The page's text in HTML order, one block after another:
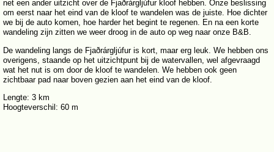
net een ander uitzicht over de Fjaðrárgljúfur kloof hebben. Onze beslissing
om eerst naar het eind van de kloof te wandelen was de juiste. Hoe dichter
we bij de auto komen, hoe harder het begint te regenen. En na een korte
wandeling zijn zitten we weer droog in de auto op weg naar onze B&B.
De wandeling langs de Fjaðrárgljúfur is kort, maar erg leuk. We hebben ons
overigens, staande op het uitzichtpunt bij de watervallen, wel afgevraagd
wat het nut is om door de kloof te wandelen. We hebben ook geen
zichtbaar pad naar boven gezien aan het eind van de kloof.
Lengte: 3 km
Hoogteverschil: 60 m